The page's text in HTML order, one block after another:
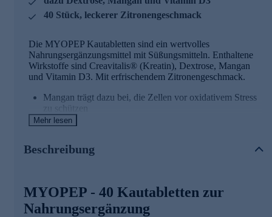
40 Stück, leckerer Zitronengeschmack
Die MYOPEP Kautabletten sind ein wertvolles
Nahrungsergänzungsmittel mit Süßungsmitteln. Enthaltene
Wirkstoffe sind Creavitalis® (Kreatin), Dextrose, Mangan
und Vitamin D3. Mit erfrischendem Zitronengeschmack.
Mangan trägt dazu bei, die Zellen vor oxidativem Stress
zu schützen
BK Barbara Klein steht für ein holistisches Konzept -
Effizienz und perfekte Abstimmung aller Roh- und
Inhaltsstoffe. Seit fast vier Jahrzehnten optimiert die Expertin
und Physiotherapeutin Barbara Klein mit großer
Mehr lesen
Beschreibung
MYOPEP - 40 Kautabletten zur
Nahrungsergänzung